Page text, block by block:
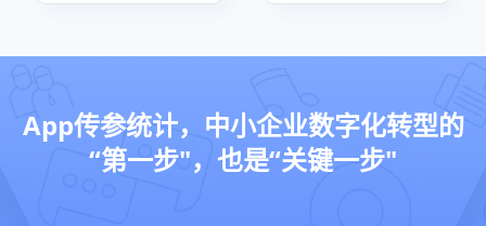
App传参统计，中小企业数字化转型的
“第一步"，也是“关键一步"